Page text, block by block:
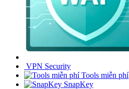
VPN Security
Tools miễn phí
SnapKey